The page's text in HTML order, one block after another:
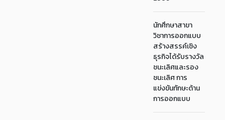
นักศึกษาสาขา
วิชาการออกแบบ
สร้างสรรค์เชิง
ธุรกิจได้รับรางวัล
ชนะเลิศและรอง
ชนะเลิศ การ
แข่งขันทักษะด้าน
การออกแบบ